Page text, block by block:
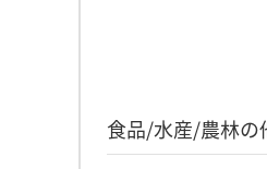
食品/水産/農林の